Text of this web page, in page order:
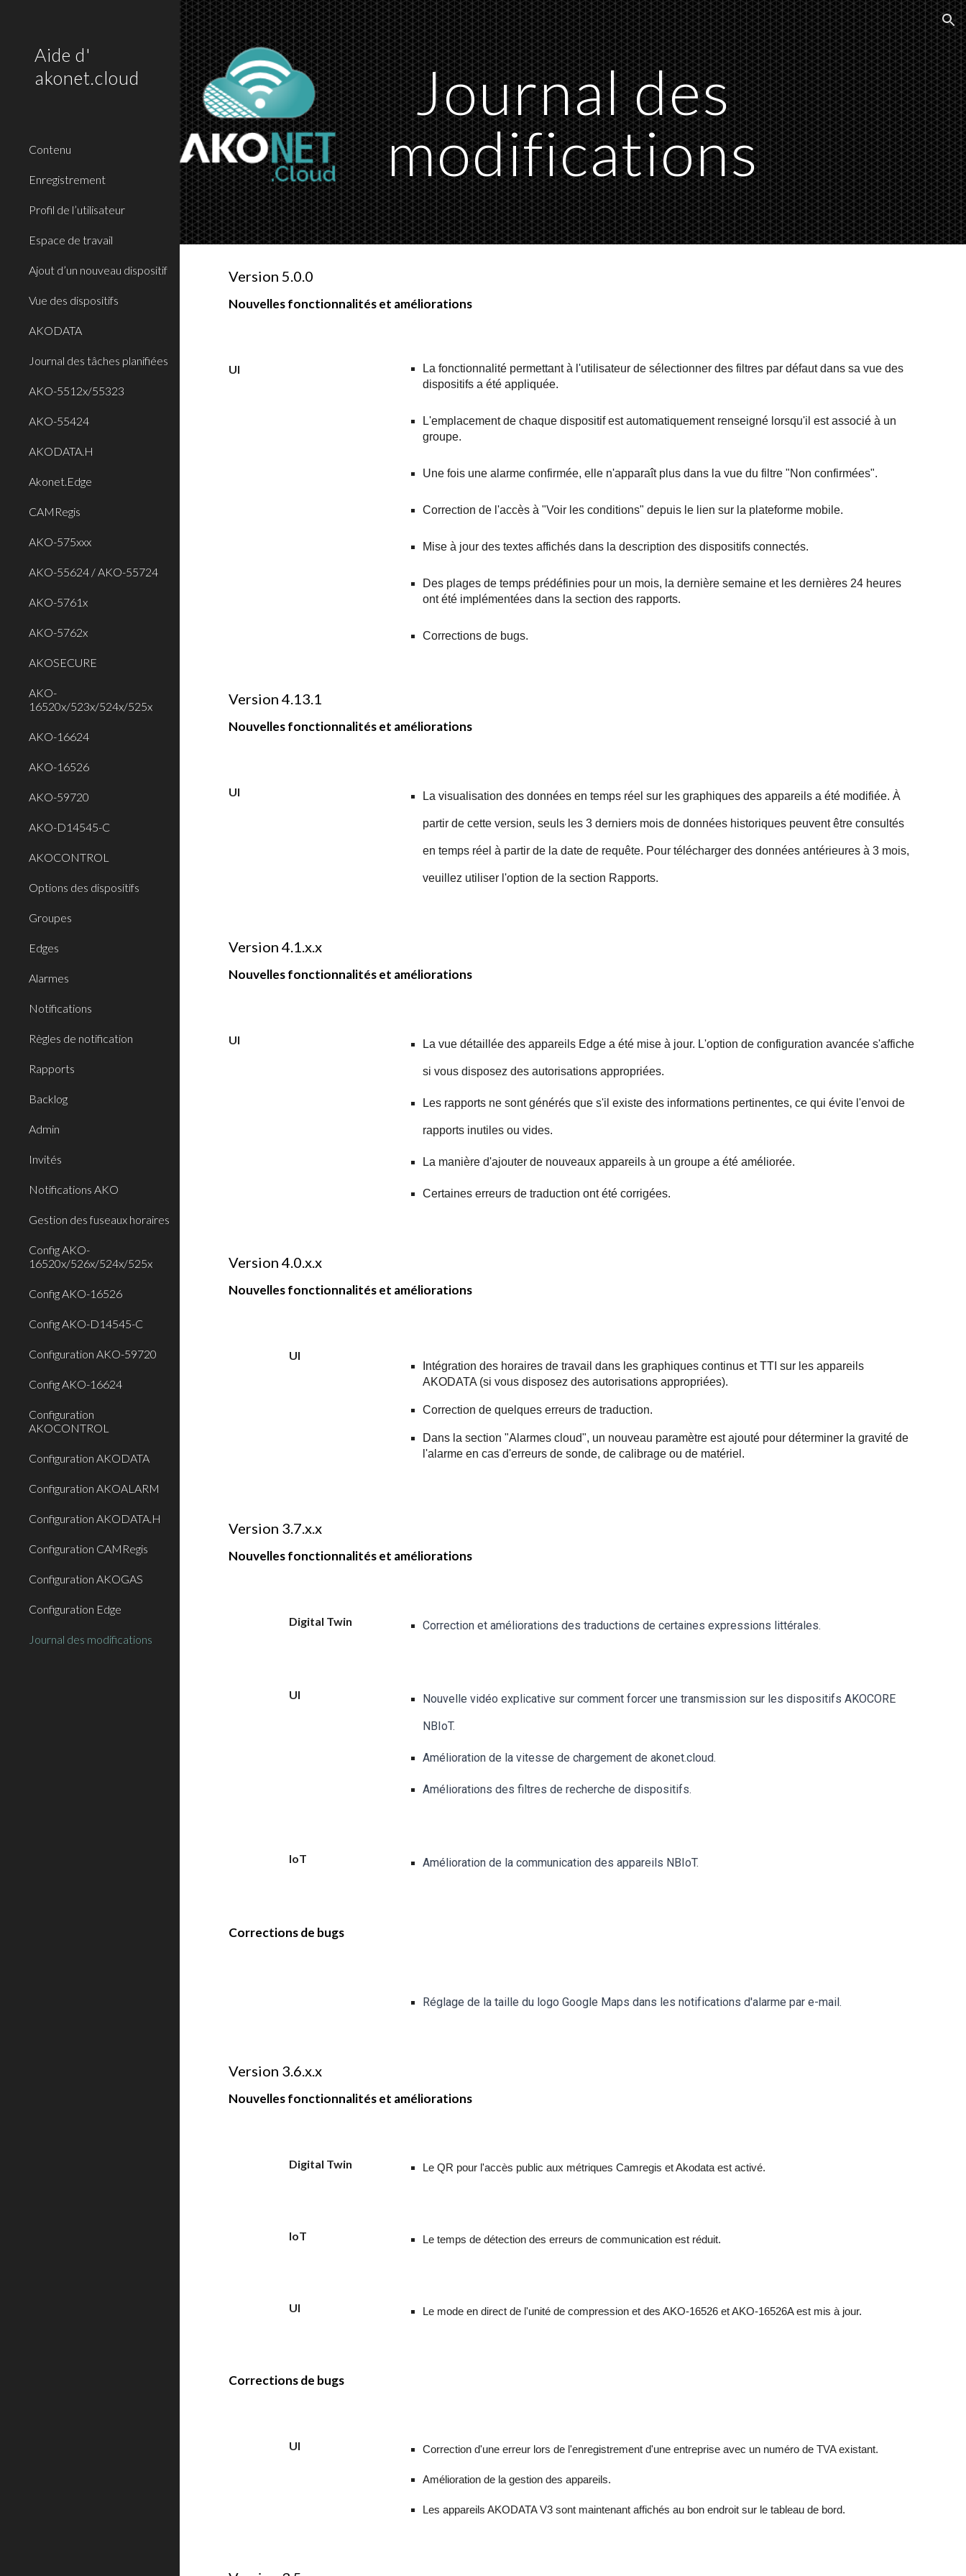
Skip to main content Skip to navigation
Aide d'
akonet.cloud
Contenu
Enregistrement
Profil de l’utilisateur
Espace de travail
Ajout d’un nouveau dispositif
Vue des dispositifs
AKODATA
Journal des tâches planifiées
AKO-5512x/55323
AKO-55424
AKODATA.H
Akonet.Edge
CAMRegis
AKO-575xxx
AKO-55624 / AKO-55724
AKO-5761x
AKO-5762x
AKOSECURE
AKO-
16520x/523x/524x/525x
AKO-16624
AKO-16526
AKO-59720
AKO-D14545-C
AKOCONTROL
Options des dispositifs
Groupes
Edges
Alarmes
Notifications
Règles de notification
Rapports
Backlog
Admin
Invités
Notifications AKO
Gestion des fuseaux horaires
Config AKO-
16520x/526x/524x/525x
Config AKO-16526
Config AKO-D14545-C
Configuration AKO-59720
Config AKO-16624
Configuration
AKOCONTROL
Configuration AKODATA
Configuration AKOALARM
Configuration AKODATA.H
Configuration CAMRegis
Configuration AKOGAS
Configuration Edge
Journal des modifications
Journal des
modifications
Version 5.0.0
Nouvelles fonctionnalités et améliorations
UI
La fonctionnalité permettant à l'utilisateur de sélectionner des filtres par défaut dans sa vue des
dispositifs a été appliquée.
L'emplacement de chaque dispositif est automatiquement renseigné lorsqu'il est associé à un
groupe.
Une fois une alarme confirmée, elle n'apparaît plus dans la vue du filtre "Non confirmées".
Correction de l'accès à "Voir les conditions" depuis le lien sur la plateforme mobile.
Mise à jour des textes affichés dans la description des dispositifs connectés.
Des plages de temps prédéfinies pour un mois, la dernière semaine et les dernières 24 heures
ont été implémentées dans la section des rapports.
Corrections de bugs.
Version 4.13.1
Nouvelles fonctionnalités et améliorations
UI La visualisation des données en temps réel sur les graphiques des appareils a été modifiée. À
partir de cette version, seuls les 3 derniers mois de données historiques peuvent être consultés
en temps réel à partir de la date de requête. Pour télécharger des données antérieures à 3 mois,
veuillez utiliser l'option de la section Rapports.
Version 4.1.x.x
Nouvelles fonctionnalités et améliorations
UI La vue détaillée des appareils Edge a été mise à jour. L'option de configuration avancée s'affiche
si vous disposez des autorisations appropriées.
Les rapports ne sont générés que s'il existe des informations pertinentes, ce qui évite l'envoi de
rapports inutiles ou vides.
La manière d'ajouter de nouveaux appareils à un groupe a été améliorée.
Certaines erreurs de traduction ont été corrigées.
Version 4.0.x.x
Nouvelles fonctionnalités et améliorations
UI
Intégration des horaires de travail dans les graphiques continus et TTI sur les appareils
AKODATA (si vous disposez des autorisations appropriées).
Correction de quelques erreurs de traduction.
Dans la section "Alarmes cloud", un nouveau paramètre est ajouté pour déterminer la gravité de
l'alarme en cas d'erreurs de sonde, de calibrage ou de matériel.
Version 3.7.x.x
Nouvelles fonctionnalités et améliorations
Digital Twin Correction et améliorations des traductions de certaines expressions littérales.
UI
Nouvelle vidéo explicative sur comment forcer une transmission sur les dispositifs AKOCORE
NBIoT.
Amélioration de la vitesse de chargement de akonet.cloud.
Améliorations des filtres de recherche de dispositifs.
IoT Amélioration de la communication des appareils NBIoT.
Corrections de bugs
Réglage de la taille du logo Google Maps dans les notifications d'alarme par e-mail.
Version 3.6.x.x
Nouvelles fonctionnalités et améliorations
Digital Twin Le QR pour l'accès public aux métriques Camregis et Akodata est activé.
IoT Le temps de détection des erreurs de communication est réduit.
UI Le mode en direct de l'unité de compression et des AKO-16526 et AKO-16526A est mis à jour.
Corrections de bugs
UI Correction d'une erreur lors de l'enregistrement d'une entreprise avec un numéro de TVA existant.
Amélioration de la gestion des appareils.
Les appareils AKODATA V3 sont maintenant affichés au bon endroit sur le tableau de bord.